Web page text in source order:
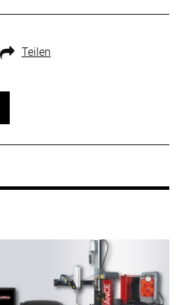
Teilen